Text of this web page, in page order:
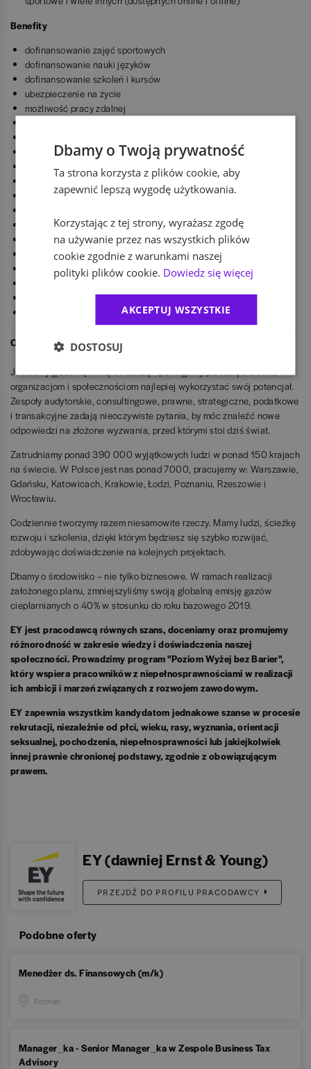
Benefity
dofinansowanie zajęć sportowych
dofinansowanie nauki języków
dofinansowanie szkoleń i kursów
ubezpieczenie na życie
możliwość pracy zdalnej
spotkania integracyjne
firmowa drużyna sportowa
służbowy telefon do użytku prywatnego
inicjatywy dobroczynne
pikniki rodzinne
strefa relaksu
dofinansowanie biletów do kina, teatru
wyprawka dla dziecka
paczki świąteczne
program rekomendacji pracowników
możliwość uzyskania uprawnień
O EY Polska
Jesteśmy globalną firmą doradczą - pomagamy przedsiębiorcom,
organizacjom i społecznościom najlepiej wykorzystać swój potencjał.
Zespoły audytorskie, consultingowe, prawne, strategiczne, podatkowe
i transakcyjne zadają nieoczywiste pytania, by móc znaleźć nowe
odpowiedzi na złożone wyzwania, przed którymi stoi dziś świat.
Zatrudniamy ponad 390 000 wyjątkowych ludzi w ponad 150 krajach
na świecie. W Polsce jest nas ponad 7000, pracujemy w: Warszawie,
Gdańsku, Katowicach, Krakowie, Łodzi, Poznaniu, Rzeszowie i
Wrocławiu.
Codziennie tworzymy razem niesamowite rzeczy. Mamy ludzi, ścieżkę
rozwoju i szkolenia, dzięki którym będziesz się szybko rozwijać,
zdobywając doświadczenie na kolejnych projektach.
Dbamy o środowisko – nie tylko biznesowe. W ramach realizacji
założonego planu, zmniejszyliśmy swoją globalną emisję gazów
cieplarnianych o 40% w stosunku do roku bazowego 2019.
EY jest pracodawcą równych szans, doceniamy oraz promujemy
różnorodność w zakresie wiedzy i doświadczenia naszej
społeczności. Prowadzimy program "Poziom Wyżej bez Barier",
który wspiera pracowników z niepełnosprawnościami w realizacji
ich ambicji i marzeń związanych z rozwojem zawodowym.
EY zapewnia wszystkim kandydatom jednakowe szanse w procesie
rekrutacji, niezależnie od płci, wieku, rasy, wyznania, orientacji
seksualnej, pochodzenia, niepełnosprawności lub jakiejkolwiek
innej prawnie chronionej podstawy, zgodnie z obowiązującym
prawem.
EY (dawniej Ernst & Young)
PRZEJDŹ DO PROFILU PRACODAWCY
Podobne oferty
Menedżer ds. Finansowych (m/k)
Poznań
Manager_ka - Senior Manager_ka w Zespole Business Tax
Advisory
Dbamy o Twoją prywatność
Ta strona korzysta z plików cookie, aby
zapewnić lepszą wygodę użytkowania.
Korzystając z tej strony, wyrażasz zgodę
na używanie przez nas wszystkich plików
cookie zgodnie z warunkami naszej
polityki plików cookie. Dowiedz się więcej
AKCEPTUJ WSZYSTKIE
DOSTOSUJ